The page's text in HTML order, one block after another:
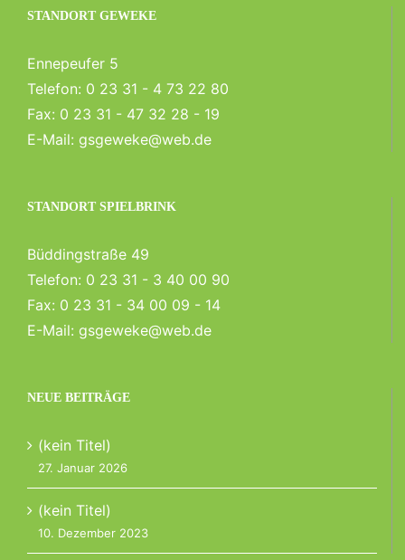
STANDORT GEWEKE
Ennepeufer 5
Telefon: 0 23 31 - 4 73 22 80
Fax: 0 23 31 - 47 32 28 - 19
E-Mail: gsgeweke@web.de
STANDORT SPIELBRINK
Büddingstraße 49
Telefon: 0 23 31 - 3 40 00 90
Fax: 0 23 31 - 34 00 09 - 14
E-Mail: gsgeweke@web.de
NEUE BEITRÄGE
(kein Titel)
27. Januar 2026
(kein Titel)
10. Dezember 2023